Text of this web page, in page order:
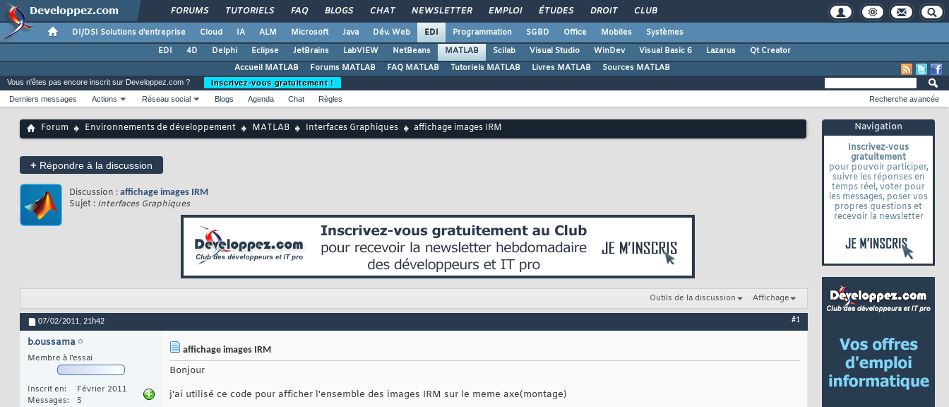
FORUMS TUTORIELS FAQ BLOGS CHAT NEWSLETTER EMPLOI ÉTUDES DROIT CLUB
DI/DSI Solutions d'entreprise Cloud IA ALM Microsoft Java Dév. Web EDI Programmation SGBD Office Mobiles
Systèmes
EDI
4D Delphi Eclipse JetBrains LabVIEW NetBeans MATLAB Scilab Visual Studio WinDev Visual Basic 6 Lazarus
Qt Creator
Accueil MATLAB
Forums MATLAB FAQ MATLAB Tutoriels MATLAB Livres MATLAB Sources MATLAB
Navigation
Inscrivez-vous
gratuitement
pour pouvoir participer,
suivre les réponses en
temps réel, voter pour
les messages, poser vos
propres questions et
recevoir la newsletter
Vous n'êtes pas encore inscrit sur Developpez.com ?
Inscrivez-vous gratuitement !
Derniers messages
Actions Réseau social Blogs Agenda Chat Règles Recherche avancée
Forum Environnements de développement MATLAB Interfaces Graphiques affichage images IRM
+ Répondre à la discussion
Discussion : affichage images IRM
Sujet : Interfaces Graphiques
Outils de la discussion Affichage
07/02/2011, 21h42 #1
b.oussama
Membre à l'essai
Inscrit en
Février 2011
Messages
5
affichage images IRM
Bonjour
j'ai utilisé ce code pour afficher l'ensemble des images IRM sur le meme axe(montage)